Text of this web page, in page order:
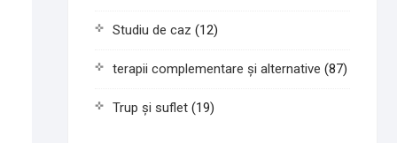
Studiu de caz (12)
terapii complementare și alternative (87)
Trup și suflet (19)